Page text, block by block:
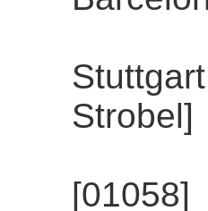
Strobel]
[01058]